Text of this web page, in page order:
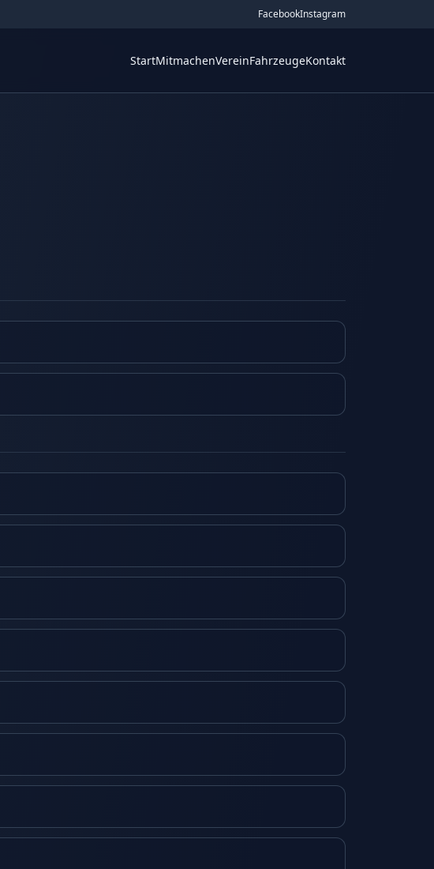
FacebookInstagram
StartMitmachenVereinFahrzeugeKontakt